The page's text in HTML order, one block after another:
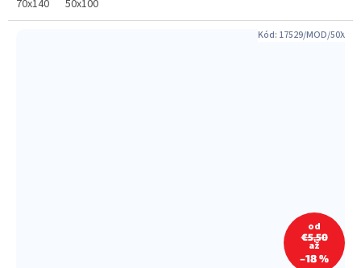
70x140 50x100
od
€5,50
až
–18 %
Kód: 17529/MOD/50X